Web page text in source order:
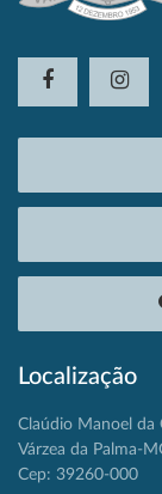
Localização
Claúdio Manoel da
Várzea da Palma-
Cep: 39260-000